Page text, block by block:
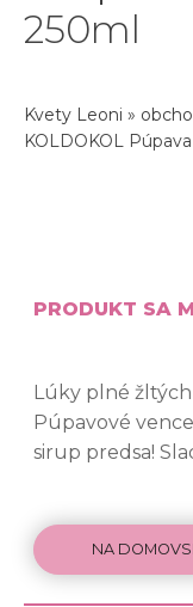
250ml
Kvety Leoni »
KOLDOKOL
PRODUKT SA
Lúky plné žltých
Púpavové
sirup predsa!
NA